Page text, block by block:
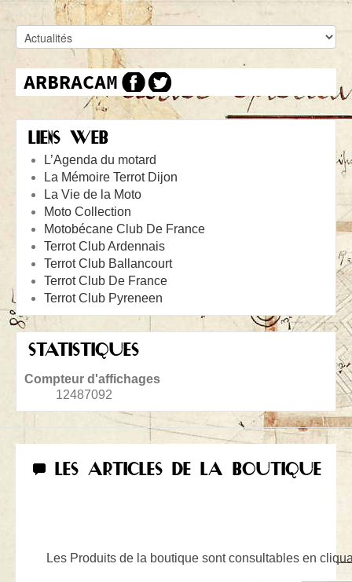
LIENS WEB
L’Agenda du motard
La Mémoire Terrot Dijon
La Vie de la Moto
Moto Collection
Motobécane Club De France
Terrot Club Ardennais
Terrot Club Ballancourt
Terrot Club De France
Terrot Club Pyreneen
STATISTIQUES
Compteur d'affichages
12487092
LES ARTICLES DE LA BOUTIQUE
Les Produits de la boutique sont consultables en